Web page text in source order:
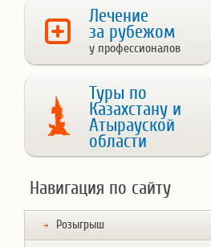
Лечение
за рубежом
у профессионалов
Туры по
Казахстану и
Атырауской
области
Навигация по сайту
Розыгрыш